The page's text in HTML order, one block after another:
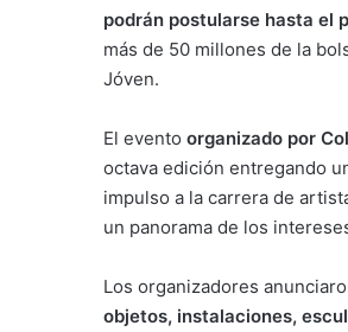
podrán postularse hasta el
más de 50 millones de la
Jóven.
El evento organizado por
octava edición entregando
impulso a la carrera de
un panorama de los
Los organizadores
objetos, instalaciones,